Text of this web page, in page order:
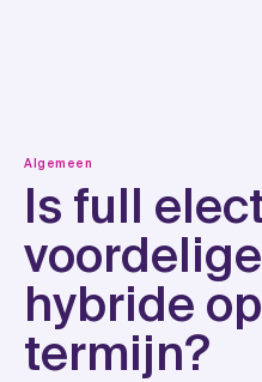
Algemeen
Is full
hybride
termijn?